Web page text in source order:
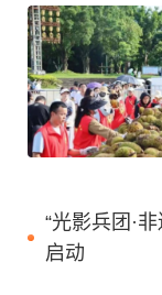
“光影兵团·
启动